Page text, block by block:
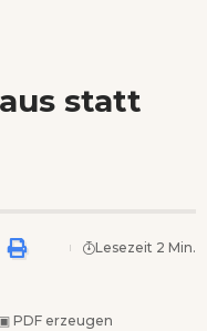
statt
▣ PDF erzeugen
Lesezeit 2 Min.